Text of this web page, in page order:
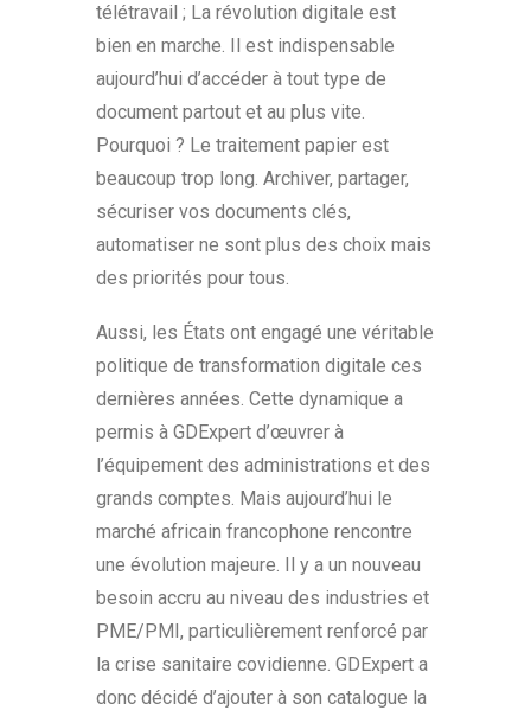
télétravail ; La révolution digitale est
bien en marche. Il est indispensable
aujourd’hui d’accéder à tout type de
document partout et au plus vite.
Pourquoi ? Le traitement papier est
beaucoup trop long. Archiver, partager,
sécuriser vos documents clés,
automatiser ne sont plus des choix mais
des priorités pour tous.
Aussi, les États ont engagé une véritable
politique de transformation digitale ces
dernières années. Cette dynamique a
permis à GDExpert d’œuvrer à
l’équipement des administrations et des
grands comptes. Mais aujourd’hui le
marché africain francophone rencontre
une évolution majeure. Il y a un nouveau
besoin accru au niveau des industries et
PME/PMI, particulièrement renforcé par
la crise sanitaire covidienne. GDExpert a
donc décidé d’ajouter à son catalogue la